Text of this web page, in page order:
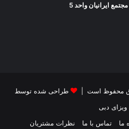
ایرانیان واحد 5
طراحی شده توسط
ویزای دبی
ما تماس با ما
نظرات مشتریان